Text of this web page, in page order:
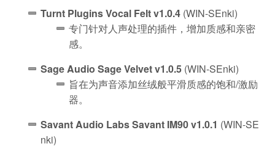
Turnt Plugins Vocal Felt v1.0.4 (WIN-SEnki)
专门针对人声处理的插件，增加质感和亲密
感。
Sage Audio Sage Velvet v1.0.5 (WIN-SEnki)
旨在为声音添加丝绒般平滑质感的饱和/激励
器。
Savant Audio Labs Savant IM90 v1.0.1 (WIN-SE
nki)